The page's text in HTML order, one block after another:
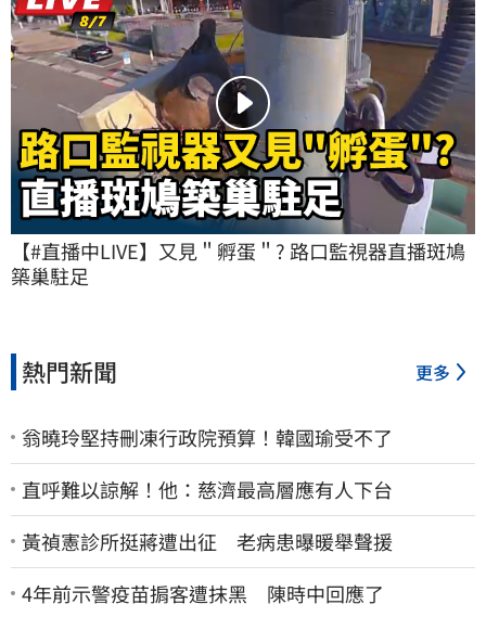
【#直播中LIVE】又見＂孵蛋＂? 路口監視器直播斑鳩
築巢駐足
熱門新聞 更多
翁曉玲堅持刪凍行政院預算！韓國瑜受不了
直呼難以諒解！他：慈濟最高層應有人下台
黃禎憲診所挺蔣遭出征 老病患曝暖舉聲援
4年前示警疫苗掮客遭抹黑 陳時中回應了